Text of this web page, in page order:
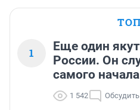
1
Еще один
России. Он
самого начала
1 542 Обсудить